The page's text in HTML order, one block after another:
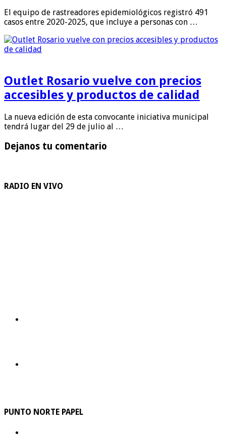
El equipo de rastreadores epidemiológicos registró 491
casos entre 2020-2025, que incluye a personas con …
Outlet Rosario vuelve con precios
accesibles y productos de calidad
La nueva edición de esta convocante iniciativa municipal
tendrá lugar del 29 de julio al …
Dejanos tu comentario
RADIO EN VIVO
PUNTO NORTE PAPEL